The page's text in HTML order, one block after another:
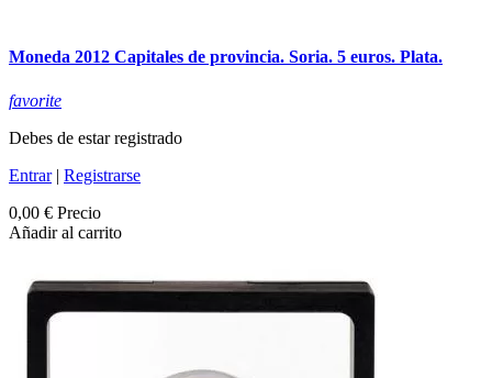
Moneda 2012 Capitales de provincia. Soria. 5 euros. Plata.
favorite
Debes de estar registrado
Entrar| Registrarse
0,00 € Precio
Añadir al carrito